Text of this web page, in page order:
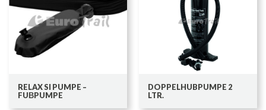
RELAX SI PUMPE –
FUΒPUMPE
DOPPELHUBPUMPE 2
LTR.